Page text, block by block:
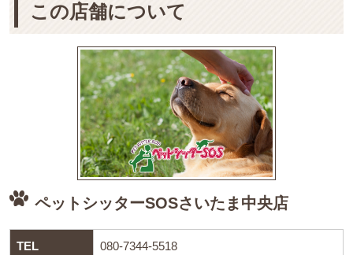
この店舗について
ペットシッターSOSさいたま中央店
TEL 080-7344-5518